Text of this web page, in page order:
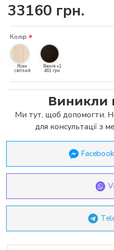
33160 грн.
Колір
Ясен
світлий
Венге +1
461 грн.
Виникли
Ми тут, щоб допомогти.
для консультації з